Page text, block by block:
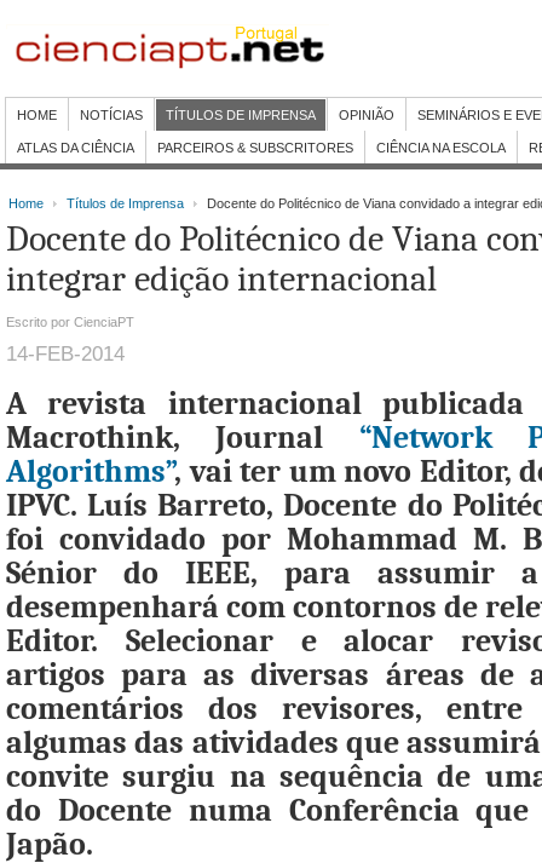
HOME NOTÍCIAS TÍTULOS DE IMPRENSA OPINIÃO SEMINÁRIOS E
ATLAS DA CIÊNCIA PARCEIROS & SUBSCRITORES CIÊNCIA NA ESCOLA
Home Títulos de Imprensa Docente do Politécnico de Viana convidado a integrar
Docente do Politécnico de Viana
integrar edição internacional
Escrito por CienciaPT
14-FEB-2014
A revista internacional
Macrothink, Journal “Network
Algorithms”, vai ter um novo Editor,
IPVC. Luís Barreto, Docente do
foi convidado por Mohammad M.
Sénior do IEEE, para assumir
desempenhará com contornos de
Editor. Selecionar e alocar
artigos para as diversas áreas de
comentários dos revisores, entre
algumas das atividades que assumirá
convite surgiu na sequência de
do Docente numa Conferência
Japão.